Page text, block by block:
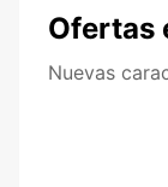
Ofertas
Nuevas